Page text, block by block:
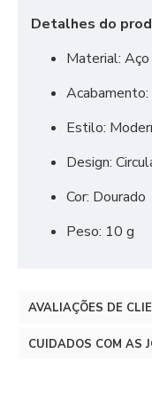
Detalhes do
Material:
Estilo:
Design:
Cor: Dourado
Peso: 10 g
AVALIAÇÕES DE
CUIDADOS COM AS